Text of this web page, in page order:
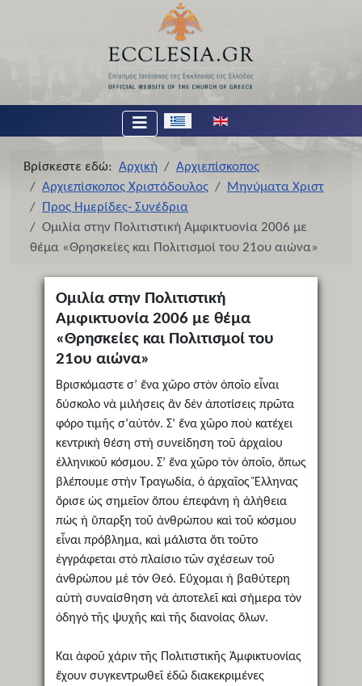
Επιλέξτε τη γλώσσα σας
Βρίσκεστε εδώ: Αρχική
Αρχιεπίσκοπος
Αρχιεπίσκοπος Χριστόδουλος
Μηνύματα Χριστ
Προς Ημερίδες- Συνέδρια
Ομιλία στην Πολιτιστική Αμφικτυονία 2006 με
θέμα «Θρησκείες και Πολιτισμοί του 21ου αιώνα»
Ομιλία στην Πολιτιστική
Αμφικτυονία 2006 με θέμα
«Θρησκείες και Πολιτισμοί του
21ου αιώνα»
Βρισκόμαστε σ’ ἕνα χῶρο στὸν ὁποῖο εἶναι
δύσκολο νὰ μιλήσεις ἂν δὲν ἀποτίσεις πρῶτα
φόρο τιμῆς σ’αὐτόν. Σ’ ἕνα χῶρο ποὺ κατέχει
κεντρικὴ θέση στὴ συνείδηση τοῦ ἀρχαίου
ἑλληνικοῦ κόσμου. Σ’ ἕνα χῶρο τὸν ὁποῖο, ὅπως
βλέπουμε στὴν Τραγωδία, ὁ ἀρχαῖος Ἕλληνας
ὅρισε ὡς σημεῖον ὅπου ἐπεφάνη ἡ ἀλήθεια
πὼς ἡ ὕπαρξη τοῦ ἀνθρώπου καὶ τοῦ κόσμου
εἶναι πρόβλημα, καὶ μάλιστα ὅτι τοῦτο
ἐγγράφεται στὸ πλαίσιο τῶν σχέσεων τοῦ
ἀνθρώπου μὲ τὸν Θεό. Εὔχομαι ἡ βαθύτερη
αὐτὴ συναίσθηση νὰ ἀποτελεῖ καὶ σήμερα τὸν
ὁδηγὸ τῆς ψυχῆς καὶ τῆς διανοίας ὅλων.
Και ἀφοῦ χάριν τῆς Πολιτιστικῆς Ἀμφικτυονίας
ἔχουν συγκεντρωθεῖ ἐδῶ διακεκριμένες